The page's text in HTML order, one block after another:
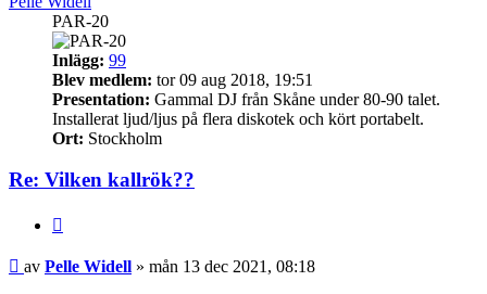
PAR-20
Inlägg: 99
Blev medlem: tor 09 aug 2018, 19:51
Presentation: Gammal DJ från Skåne under 80-90 talet.
Installerat ljud/ljus på flera diskotek och kört portabelt.
Ort: Stockholm
Re: Vilken kallrök??
Inlägg
av Pelle Widell » mån 13 dec 2021, 08:18